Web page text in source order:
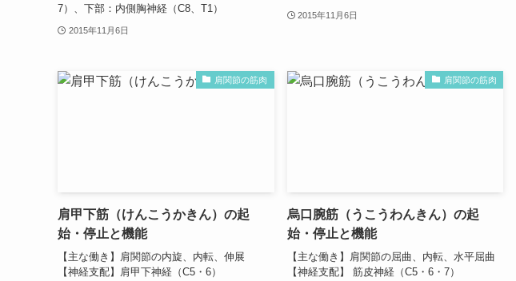
7）、下部：内側胸神経（C8、T1）
2015年11月6日
2015年11月6日
肩関節の筋肉
肩甲下筋（けんこうかきん）の起
始・停止と機能
【主な働き】肩関節の内旋、内転、伸展
【神経支配】肩甲下神経（C5・6）
肩関節の筋肉
烏口腕筋（うこうわんきん）の起
始・停止と機能
【主な働き】肩関節の屈曲、内転、水平屈曲
【神経支配】 筋皮神経（C5・6・7）